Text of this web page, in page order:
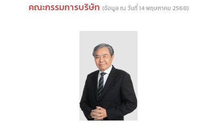
คณะกรรมการบริษัท (ข้อมูล ณ วันที่ 14 พฤษภาคม 2568)